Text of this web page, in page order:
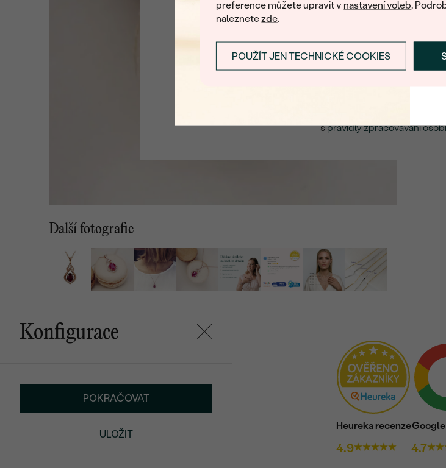
preference můžete upravit v nastavení voleb.
naleznetezde.
POUŽÍT JEN TECHNICKÉ COOKIES
Další fotografie
Konfigurace
POKRAČOVAT
ULOŽIT
Heureka recenze
4.9 4.7
ZASLAT UPOZORNĚNÍ
spravidly zpracovávání